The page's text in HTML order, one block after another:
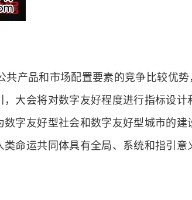
产品和市场配置要素的竞争比较优势
大会将对数字友好程度进行指标设计
字友好型社会和数字友好型城市的建
命运共同体具有全局、系统和指引意